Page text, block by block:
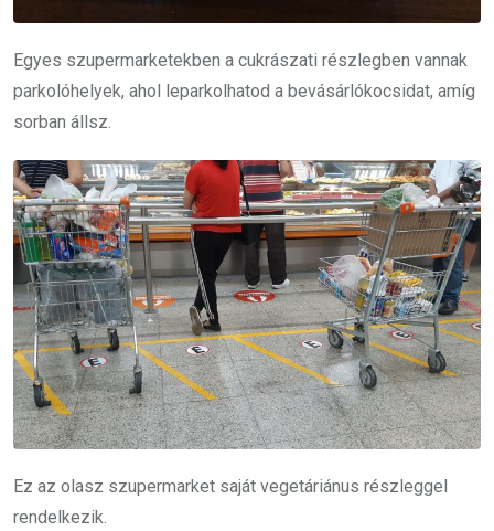
Egyes szupermarketekben a cukrászati részlegben vannak
parkolóhelyek, ahol leparkolhatod a bevásárlókocsidat, amíg
sorban állsz.
Ez az olasz szupermarket saját vegetáriánus részleggel
rendelkezik.